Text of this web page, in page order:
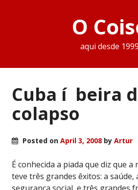
O
aqui desde 1999
Cuba í beira
colapso
Posted on April 3, 2008 by Artur
É conhecida a piada que diz que a
teve três grandes êxitos: a saúde,